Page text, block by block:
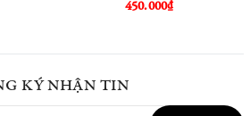
450.000₫
KÝ NHẬN TIN